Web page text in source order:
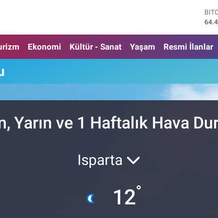
Ekonomi Kültür - Sanat Yaşam Resmi İlanlar
Yarın ve 1 Haftalık Hava
Isparta
12°